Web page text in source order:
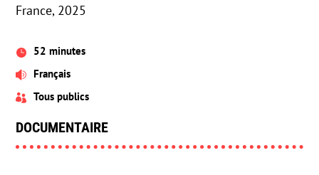
France, 2025
 52 minutes
 Français
 Tous publics
DOCUMENTAIRE